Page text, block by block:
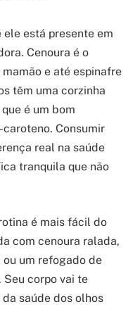
está presente em
Cenoura é o
e até espinafre
têm uma corzinha
é um bom
Consumir
real na saúde
tranquila que não
é mais fácil do
com cenoura ralada,
ou um refogado de
corpo vai te
saúde dos olhos